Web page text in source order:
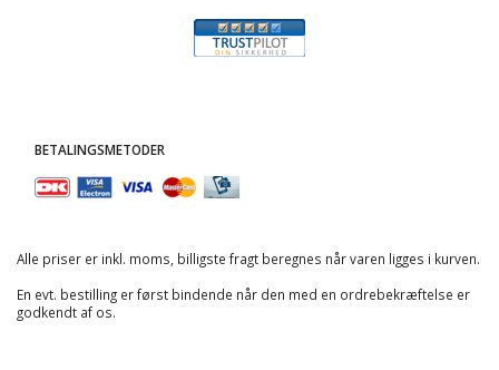
BETALINGSMETODER
Alle priser er inkl. moms, billigste fragt beregnes når varen ligges i kurven.
En evt. bestilling er først bindende når den med en ordrebekræftelse er
godkendt af os.